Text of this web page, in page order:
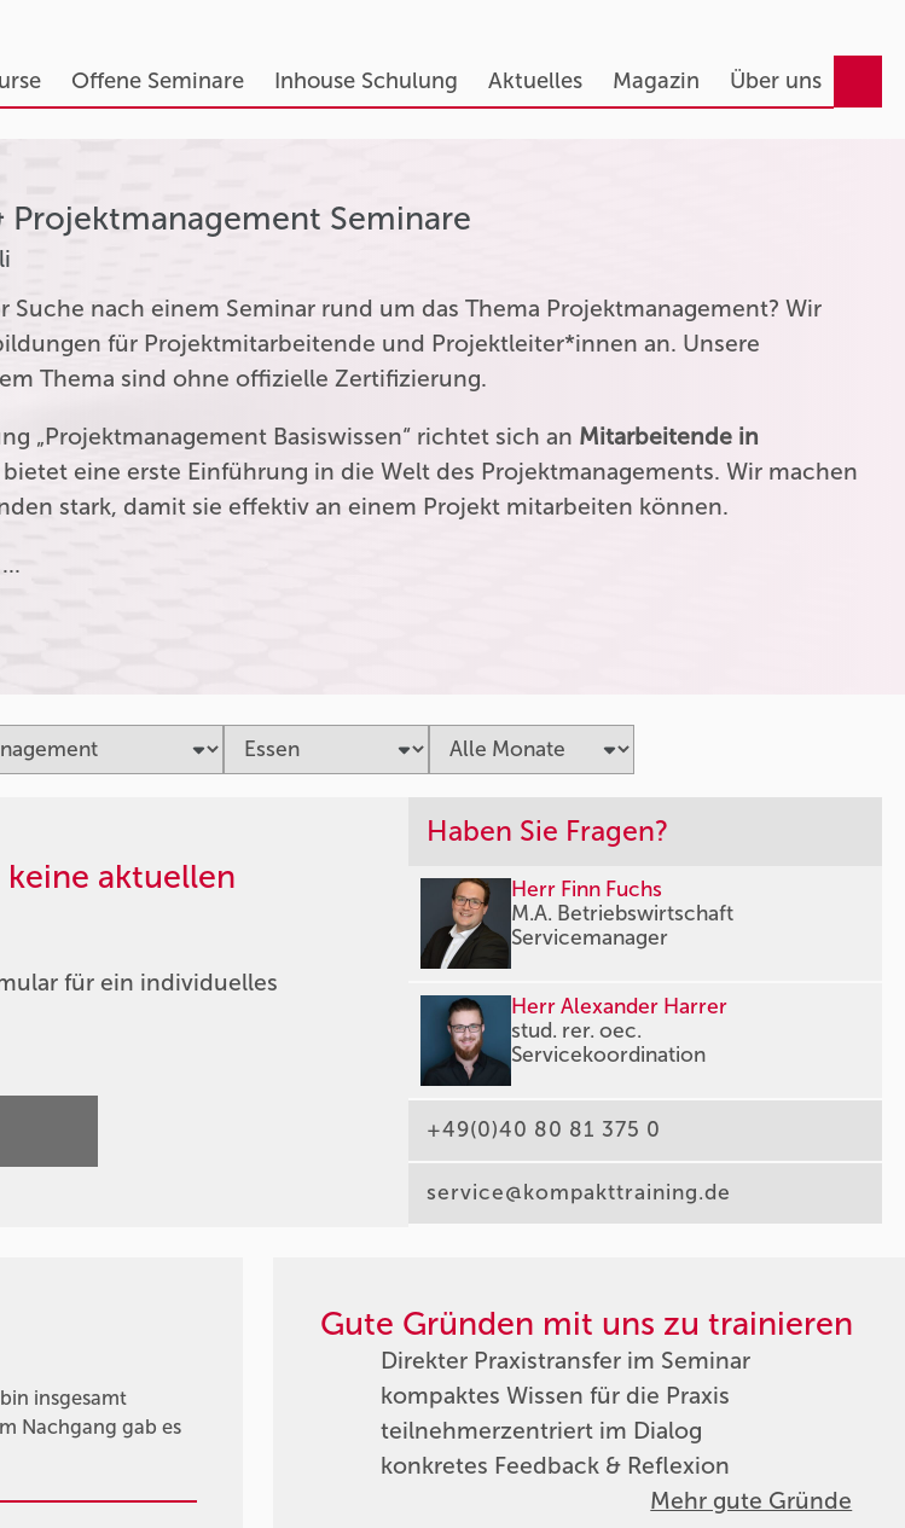
Offene Seminare Inhouse Schulung Aktuelles Magazin Über uns
Projektmanagement Seminare
Suche nach einem Seminar rund um das Thema Projektmanagement? Wir
für Projektmitarbeitende und Projektleiter*innen an. Unsere
Thema sind ohne offizielle Zertifizierung.
„Projektmanagement Basiswissen“ richtet sich an Mitarbeitende in
eine erste Einführung in die Welt des Projektmanagements. Wir machen
stark, damit sie effektiv an einem Projekt mitarbeiten können.
…
aktuellen
für ein individuelles
Haben Sie Fragen?
Herr Finn Fuchs
M.A. Betriebswirtschaft
Servicemanager
Herr Alexander Harrer
stud. rer. oec.
Servicekoordination
+49(0)40 80 81 375 0
service@kompakttraining.de
insgesamt
Nachgang gab es
Gute Gründen mit uns zu trainieren
Direkter Praxistransfer im Seminar
kompaktes Wissen für die Praxis
teilnehmerzentriert im Dialog
konkretes Feedback & Reflexion
Mehr gute Gründe